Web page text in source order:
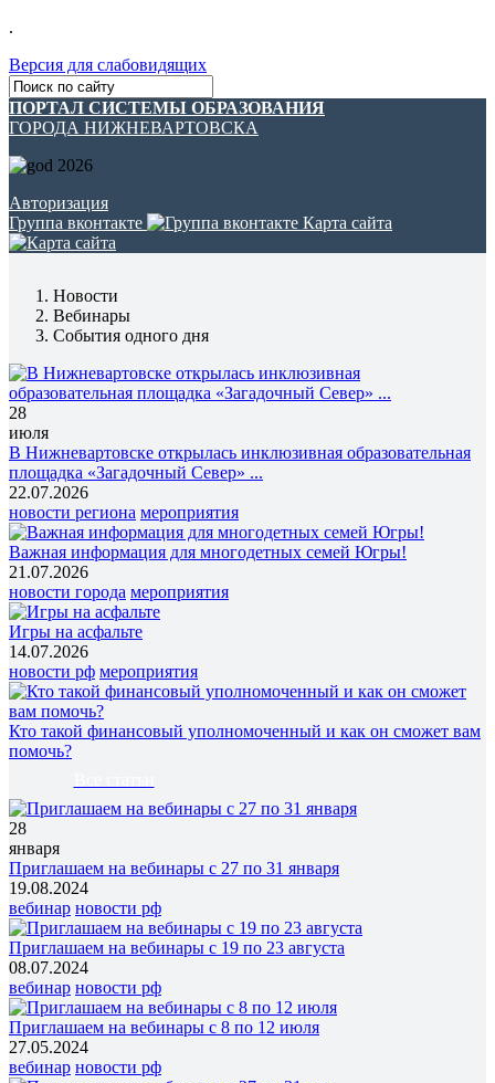
.
Версия для слабовидящих
ПОРТАЛ СИСТЕМЫ ОБРАЗОВАНИЯ
ГОРОДА НИЖНЕВАРТОВСКА
Авторизация
Группа вконтакте
Карта сайта
Новости
Вебинары
События одного дня
28
июля
В Нижневартовске открылась инклюзивная образовательная
площадка «Загадочный Север» ...
22.07.2026
новости региона мероприятия
Важная информация для многодетных семей Югры!
21.07.2026
новости города мероприятия
Игры на асфальте
14.07.2026
новости рф мероприятия
Кто такой финансовый уполномоченный и как он сможет вам
помочь?
28
января
Приглашаем на вебинары с 27 по 31 января
19.08.2024
вебинар новости рф
Приглашаем на вебинары с 19 по 23 августа
08.07.2024
вебинар новости рф
Приглашаем на вебинары с 8 по 12 июля
27.05.2024
вебинар новости рф